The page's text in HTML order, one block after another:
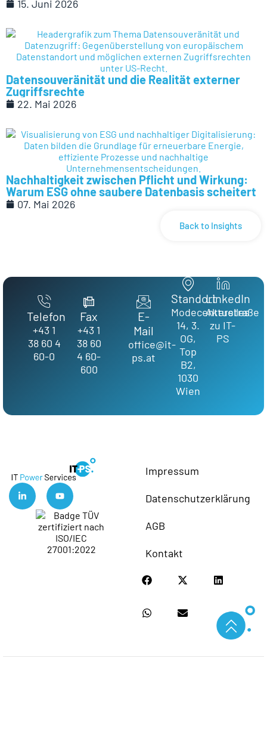
15. Juni 2026
Datensouveränität und die Realität externer
Zugriffsrechte
22. Mai 2026
Nachhaltigkeit zwischen Pflicht und Wirkung:
Warum ESG ohne saubere Datenbasis scheitert
07. Mai 2026
Back to Insights
Telefon
+43 1
38 60 4
60-0
Fax
+43 1
38 60
4 60-
600
E-
Mail
office@it-
ps.at
Standort
Modecenterstraße
14, 3.
OG,
Top
B2,
1030
Wien
LinkedIn
Aktuelles
zu IT-
PS
Impressum
Datenschutzerklärung
AGB
Kontakt